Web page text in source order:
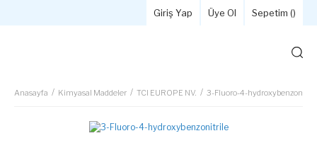
Giriş Yap Üye Ol Sepetim ()
Anasayfa Kimyasal Maddeler TCI EUROPE NV. 3-Fluoro-4-